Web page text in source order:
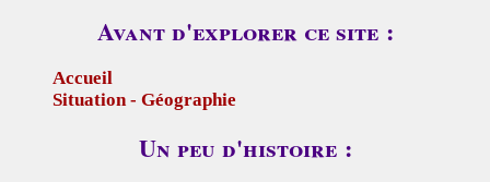
Avant d'explorer ce site :
Accueil
Situation - Géographie
Un peu d'histoire :